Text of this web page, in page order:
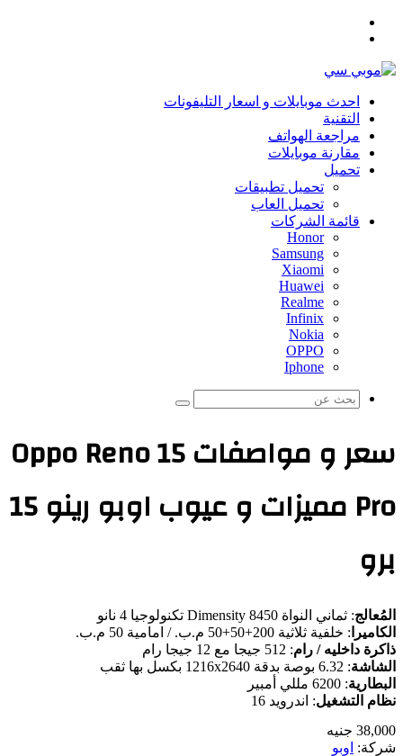
القائمة
بحث
احدث موبايلات و اسعار التليفونات
التقنية
مراجعة الهواتف
مقارنة موبايلات
تحميل
تحميل تطبيقات
تحميل العاب
قائمة الشركات
Honor
Samsung
Xiaomi
Huawei
Realme
Infinix
Nokia
OPPO
Iphone
بحث
سعر و مواصفات Oppo Reno 15
Pro مميزات و عيوب اوبو رينو 15
جنيه
اوبو
:ثماني النواة Dimensity 8450 تكنولوجيا 4 نانو
:خلفية ثلاثية 200+50+50 م.ب. / امامية 50 م.ب.
داخليه / رام : 512 جيجا مع 12 جيجا رام
:6.32 بوصة بدقة 1216x2640 بكسل بها ثقب
: 6200 مللي أمبير
التشغيل:اندرويد 16